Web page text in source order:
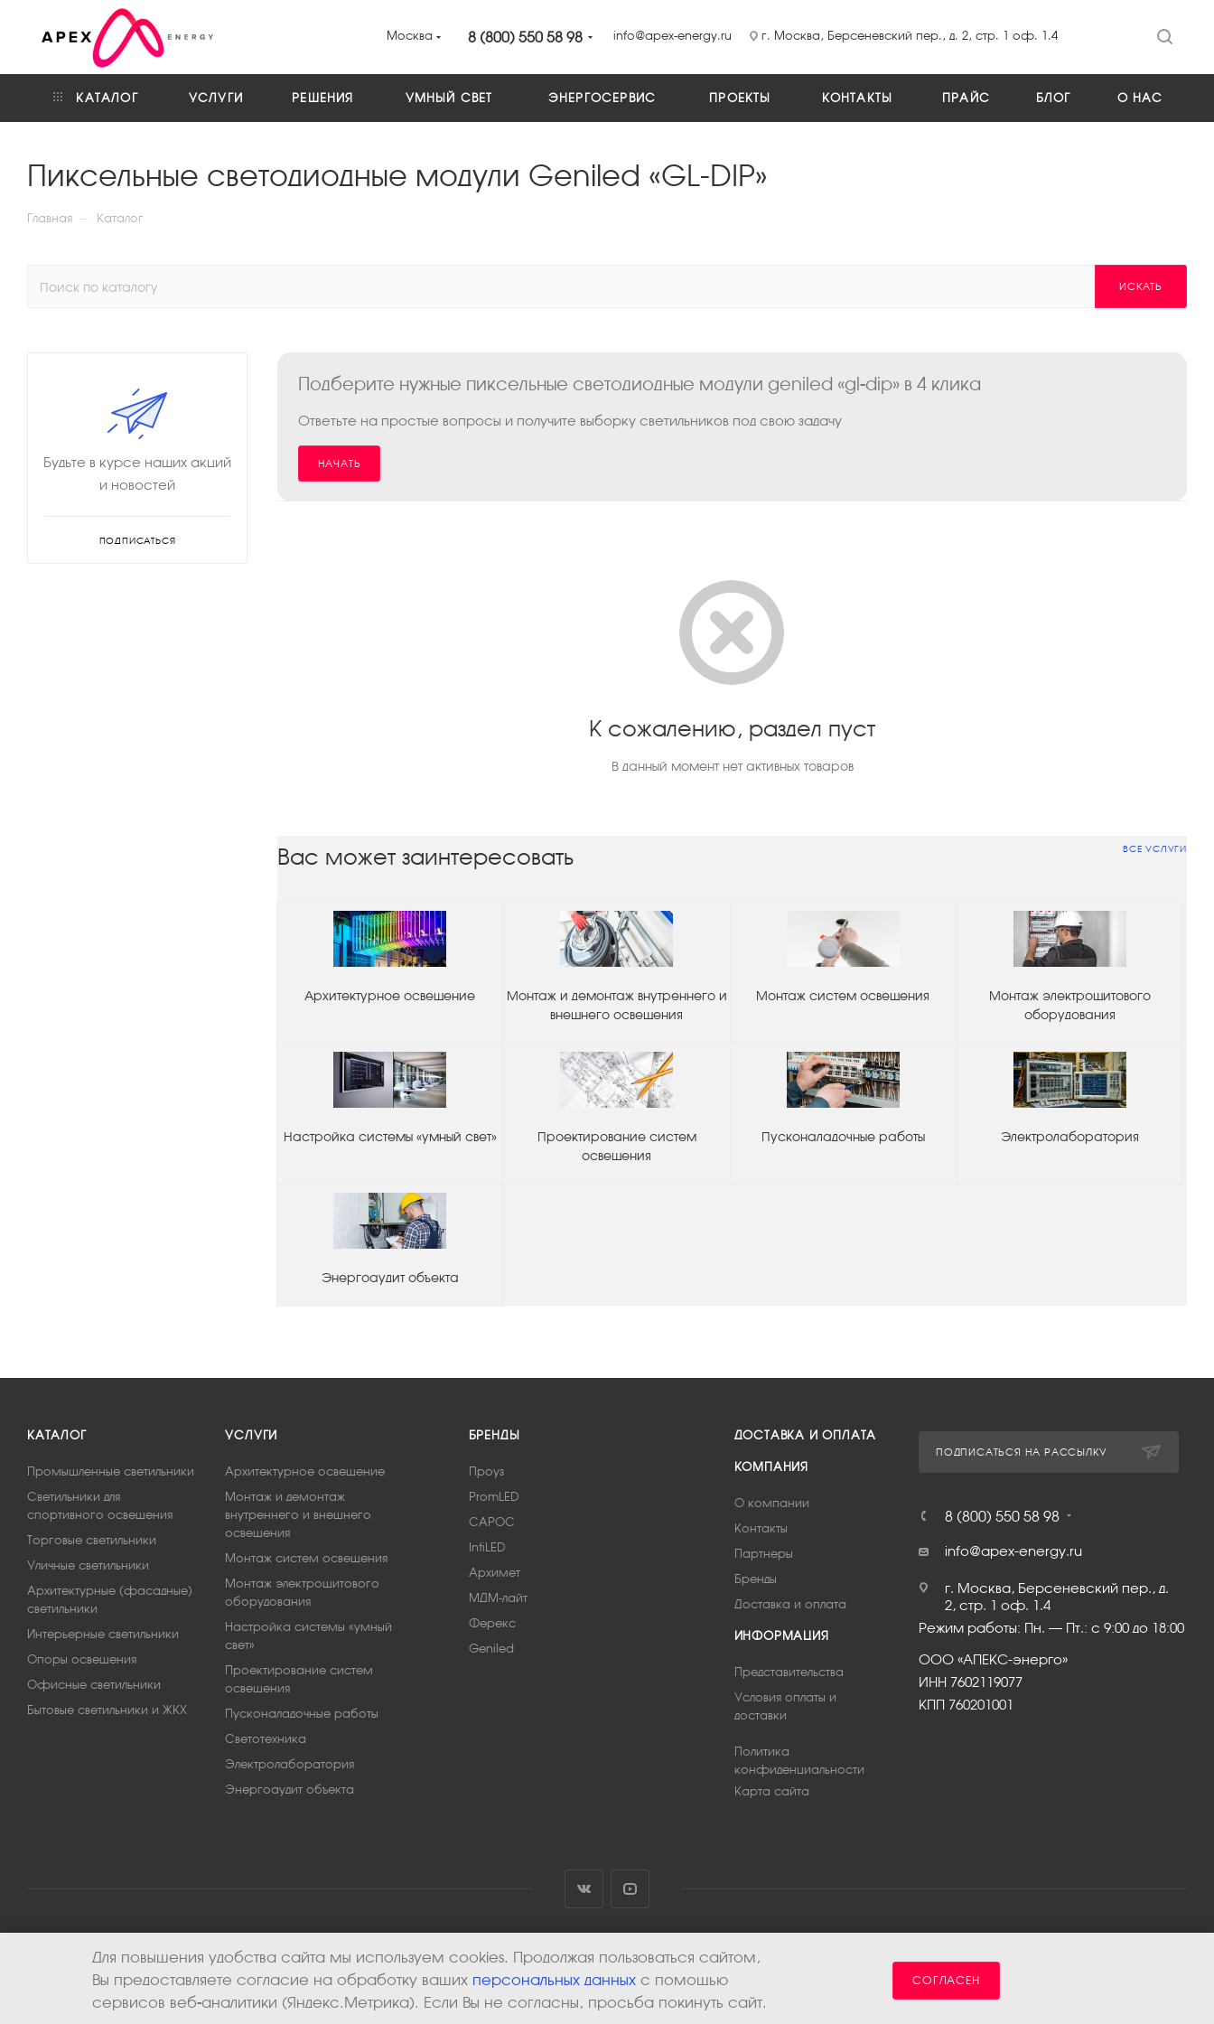
Москва 8 (800) 550 58 98 info@apex-energy.ru г. Москва, Берсеневский пер., д. 2, стр. 1 оф. 1.4
КАТАЛОГ УСЛУГИ РЕШЕНИЯ УМНЫЙ СВЕТ ЭНЕРГОСЕРВИС ПРОЕКТЫ КОНТАКТЫ ПРАЙС БЛОГ О НАС
Пиксельные светодиодные модули Geniled «GL-DIP»
Главная — Каталог
ИСКАТЬ
Подберите нужные пиксельные светодиодные модули geniled «gl-dip» в 4 клика
Ответьте на простые вопросы и получите выборку светильников под свою задачу
НАЧАТЬ
К сожалению, раздел пуст
В данный момент нет активных товаров
Вас может заинтересовать ВСЕ УСЛУГИ
Архитектурное освещение
Монтаж и демонтаж внутреннего и
внешнего освещения
Монтаж систем освещения
Монтаж электрощитового
оборудования
Настройка системы «умный свет»
Проектирование систем
освещения
Пусконаладочные работы Электролаборатория
Энергоаудит объекта
Будьте в курсе наших акций
и новостей
ПОДПИСАТЬСЯ
КАТАЛОГ
Промышленные светильники
Светильники для
спортивного освещения
Торговые светильники
Уличные светильники
Архитектурные (фасадные)
светильники
Интерьерные светильники
Опоры освещения
Офисные светильники
Бытовые светильники и ЖКХ
УСЛУГИ
Архитектурное освещение
Монтаж и демонтаж
внутреннего и внешнего
освещения
Монтаж систем освещения
Монтаж электрощитового
оборудования
Настройка системы «умный
свет»
Проектирование систем
освещения
Пусконаладочные работы
Светотехника
Электролаборатория
Энергоаудит объекта
БРЕНДЫ
Проуз
PromLED
САРОС
IntiLED
Архимет
МДМ-лайт
Ферекс
Geniled
ДОСТАВКА И ОПЛАТА
КОМПАНИЯ
О компании
Контакты
Партнеры
Бренды
Доставка и оплата
ИНФОРМАЦИЯ
Представительства
Условия оплаты и
доставки
Политика
конфиденциальности
Карта сайта
ПОДПИСАТЬСЯ НА РАССЫЛКУ
8 (800) 550 58 98
info@apex-energy.ru
г. Москва, Берсеневский пер., д.
2, стр. 1 оф. 1.4
Режим работы: Пн. – Пт.: с 9:00 до 18:00
ООО «АПЕКС-энерго»
ИНН 7602119077
КПП 760201001
2026 © ООО «Апекс-энерго». Все права защищены.
Для повышения удобства сайта мы используем cookies. Продолжая пользоваться сайтом,
Вы предоставляете согласие на обработку ваших персональных данных с помощью
сервисов веб-аналитики (Яндекс.Метрика). Если Вы не согласны, просьба покинуть сайт.
СОГЛАСЕН